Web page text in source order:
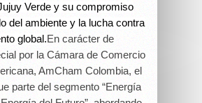
Verde y su compromiso
del ambiente y la lucha contra
global.En carácter de
por la Cámara de Comercio
AmCham Colombia, el
parte del segmento “Energía